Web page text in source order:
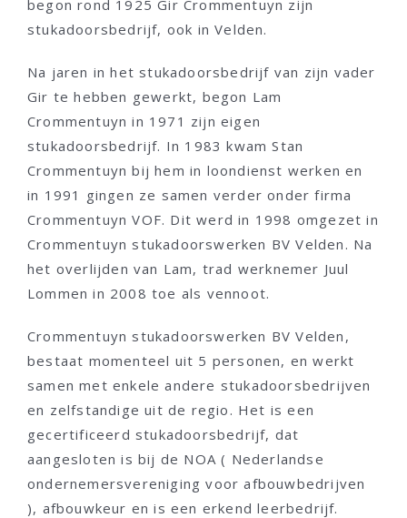
begon rond 1925 Gir Crommentuyn zijn
stukadoorsbedrijf, ook in Velden.
Na jaren in het stukadoorsbedrijf van zijn vader
Gir te hebben gewerkt, begon Lam
Crommentuyn in 1971 zijn eigen
stukadoorsbedrijf. In 1983 kwam Stan
Crommentuyn bij hem in loondienst werken en
in 1991 gingen ze samen verder onder firma
Crommentuyn VOF. Dit werd in 1998 omgezet in
Crommentuyn stukadoorswerken BV Velden. Na
het overlijden van Lam, trad werknemer Juul
Lommen in 2008 toe als vennoot.
Crommentuyn stukadoorswerken BV Velden,
bestaat momenteel uit 5 personen, en werkt
samen met enkele andere stukadoorsbedrijven
en zelfstandige uit de regio. Het is een
gecertificeerd stukadoorsbedrijf, dat
aangesloten is bij de NOA ( Nederlandse
ondernemersvereniging voor afbouwbedrijven
), afbouwkeur en is een erkend leerbedrijf.